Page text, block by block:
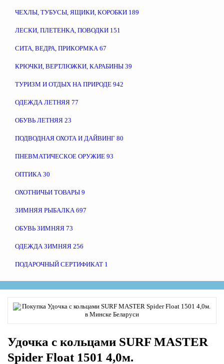
ЧЕХЛЫ, ТУБУСЫ, ЯЩИКИ, КОРОБКИ 189
ЛЕСКИ, ПЛЕТЕНКА, ПОВОДКИ 151
СИТА, ВЕДРА, ПРИКОРМКА67
КРЮЧКИ, ВЕРТЛЮЖКИ, КАРАБИНЫ 39
ТУРИЗМ И ОТДЫХ НА ПРИРОДЕ 942
ОДЕЖДА ЛЕТНЯЯ 77
ОБУВЬ ЛЕТНЯЯ 23
ПОДВОДНАЯ ОХОТА И ДАЙВИНГ 80
ПНЕВМАТИЧЕСКОЕ ОРУЖИЕ 93
ОПТИКА30
ОХОТНИЧЬИ ТОВАРЫ 9
ЗИМНЯЯ РЫБАЛКА697
ОБУВЬ ЗИМНЯЯ 73
ОДЕЖДА ЗИМНЯЯ 256
ПОДАРОЧНЫЙ СЕРТИФИКАТ 1
Удочка с кольцами SURF MASTER
Spider Float 1501 4,0м.